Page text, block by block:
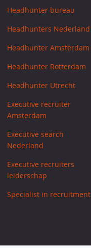
Headhunter bureau
Headhunters Nederland
Headhunter Amsterdam
Headhunter Rotterdam
Headhunter Utrecht
Executive recruiter
Amsterdam
Executive search
Nederland
Executive recruiters
leiderschap
Specialist in recruitment